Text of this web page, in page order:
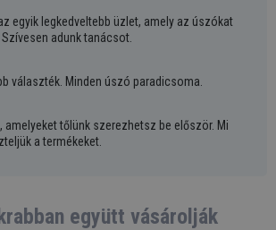
egyik legkedveltebb üzlet, amely az úszókat
adunk tanácsot.
választék. Minden úszó paradicsoma.
amelyeket tőlünk szerezhetsz be először. Mi
a termékeket.
együtt vásárolják